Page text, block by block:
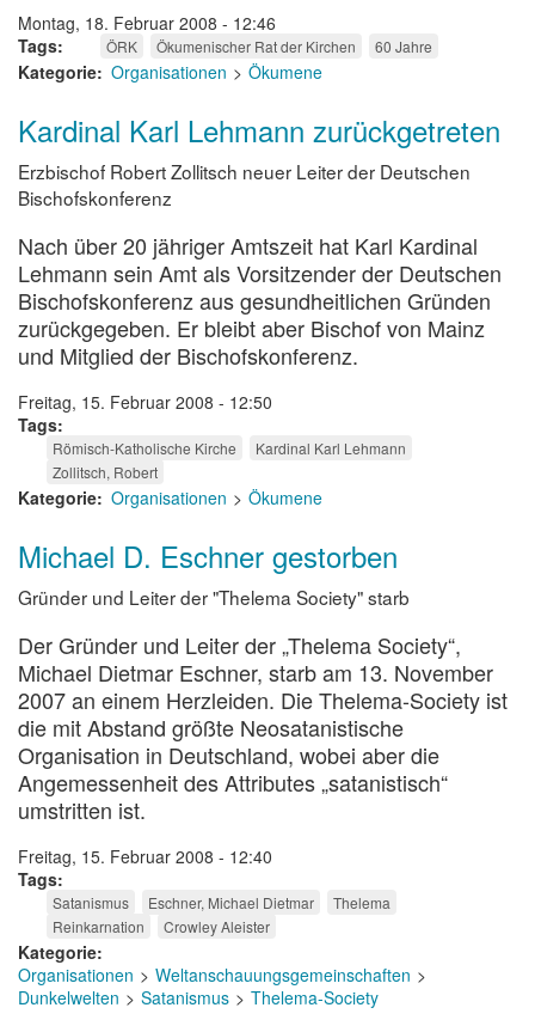
Montag, 18. Februar 2008 - 12:46
Tags
ÖRK Ökumenischer Rat der Kirchen 60 Jahre
Kategorie Organisationen Ökumene
Kardinal Karl Lehmann zurückgetreten
Erzbischof Robert Zollitsch neuer Leiter der Deutschen
Bischofskonferenz
Nach über 20 jähriger Amtszeit hat Karl Kardinal
Lehmann sein Amt als Vorsitzender der Deutschen
Bischofskonferenz aus gesundheitlichen Gründen
zurückgegeben. Er bleibt aber Bischof von Mainz
und Mitglied der Bischofskonferenz.
Freitag, 15. Februar 2008 - 12:50
Tags
Römisch-Katholische Kirche
Kardinal Karl Lehmann
Zollitsch, Robert
Kategorie Organisationen Ökumene
Michael D. Eschner gestorben
Gründer und Leiter der "Thelema Society" starb
Der Gründer und Leiter der „Thelema Society“,
Michael Dietmar Eschner, starb am 13. November
2007 an einem Herzleiden. Die Thelema-Society ist
die mit Abstand größte Neosatanistische
Organisation in Deutschland, wobei aber die
Angemessenheit des Attributes „satanistisch“
umstritten ist.
Freitag, 15. Februar 2008 - 12:40
Tags
Satanismus Eschner, Michael Dietmar
Thelema
Reinkarnation
Crowley Aleister
Kategorie
Organisationen
Weltanschauungsgemeinschaften
Dunkelwelten
Satanismus Thelema-Society